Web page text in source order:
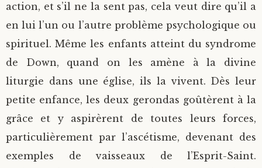
action, et s’il ne la sent pas, cela veut dire qu’il a
en lui l’un ou l’autre problème psychologique ou
spirituel. Même les enfants atteint du syndrome
de Down, quand on les amène à la divine
liturgie dans une église, ils la vivent. Dès leur
petite enfance, les deux gerondas goûtèrent à la
grâce et y aspirèrent de toutes leurs forces,
particulièrement par l’ascétisme, devenant des
exemples de vaisseaux de l’Esprit-Saint.